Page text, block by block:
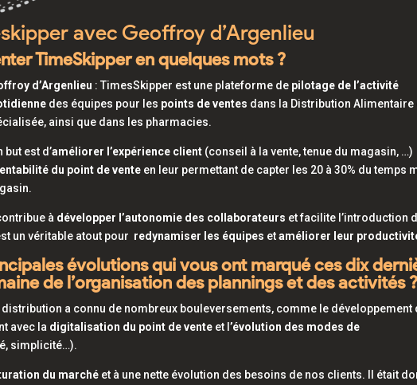
avec Geoffroy d’Argenlieu
TimeSkipper en quelques mots ?
d’Argenlieu : TimesSkipper est une plateforme de pilotage de l’activité
des équipes pour les points de ventes dans la Distribution Alimentaire
ainsi que dans les pharmacies.
but est d’améliorer l’expérience client (conseil à la vente, tenue du magasin, …)
du point de vente en leur permettant de capter les 20 à 30% du temps
à développer l’autonomie des collaborateurs et facilite l’introduction
un véritable atout pour redynamiser les équipes etaméliorer leur
évolutions qui vous ont marqué ces dix
de l’organisation des plannings et des activités ?
a connu de nombreux bouleversements, comme le développement
avec la digitalisation du point de vente et l’évolution des modes de
simplicité…).
du marché et à une nette évolution des besoins de nos clients. Il était